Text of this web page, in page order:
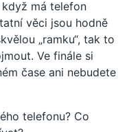
má telefon
věci jsou hodně
„ramku“, tak to
Ve finále si
čase ani nebudete
telefonu? Co